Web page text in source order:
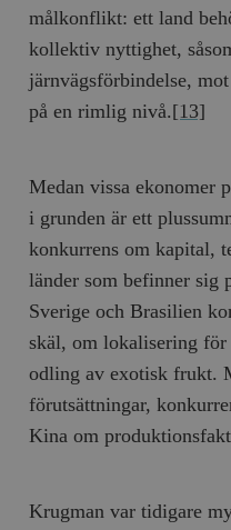
målkonflikt: ett land
kollektiv nyttighet,
järnvägsförbindelse,
på en rimlig nivå.[13]
Medan vissa ekonomer
i grunden är ett
konkurrens om kapital,
länder som befinner sig
Sverige och Brasilien
skäl, om lokalisering
odling av exotisk frukt.
förutsättningar,
Kina om
Krugman var tidigare